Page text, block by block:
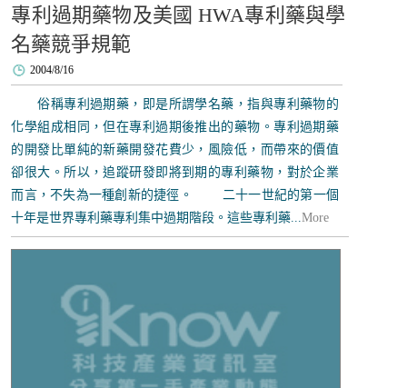
專利過期藥物及美國 HWA專利藥與學
名藥競爭規範
2004/8/16
俗稱專利過期藥，即是所謂學名藥，指與專利藥物的
化學組成相同，但在專利過期後推出的藥物。專利過期藥
的開發比單純的新藥開發花費少，風險低，而帶來的價值
卻很大。所以，追蹤研發即將到期的專利藥物，對於企業
而言，不失為一種創新的捷徑。 二十一世紀的第一個
十年是世界專利藥專利集中過期階段。這些專利藥...More